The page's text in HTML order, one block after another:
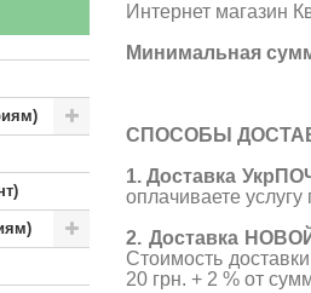
Интернет магазин
Минимальная
СПОСОБЫ
1. Доставка
оплачиваете
2. Доставка
Стоимость доставки
20 грн. + 2 % от